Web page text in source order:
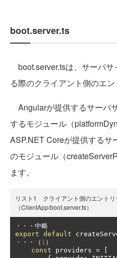
boot.server.ts
boot.server.tsは、サーバ
る際のクライアント側のエン
Angularが提供するサーバ
するモジュール（
ASP.NET Coreが提供するサ
のモジュール（
ます。
リスト1 クライアント側のエントリ
（ClientApp/boot.server.ts）
・・・中略
export default
・・・（ 1 ）
const providers =